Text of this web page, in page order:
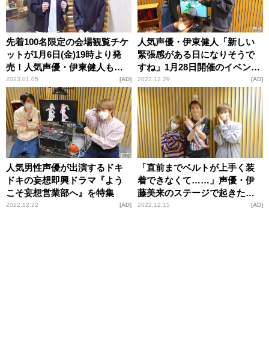
先着100名限定の会場観覧チケ
ットが1月6日(金)19時より発
売！人気声優・伊東健人も出
演の『ようこそ妄想営業部
へ』生配信が開催
2023.01.05 AD
人気声優・伊東健人「新しい
緊張感がある日になりそうで
すね」1月28日開催のイベント
『ようこそ妄想営業部へ』生
放送へ期待
2022.12.29 AD
人気男性声優が出演するドキ
ドキの妄想即興ドラマ『よう
こそ妄想営業部へ』を特集
2022.12.22 AD
「直前までベルトが上手く装
着できなくて……」声優・伊
藤美来のステージで起きた思
わぬハプニング
2022.12.15 AD